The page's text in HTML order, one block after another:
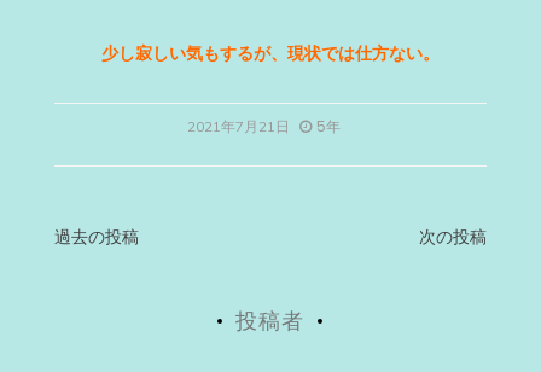
少し寂しい気もするが、現状では仕方ない。
2021年7月21日 5年
投
過去の投稿 次の投稿
投稿者